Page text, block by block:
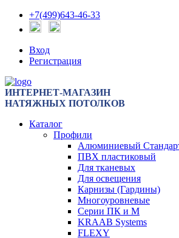
+7(499)643-46-33
Вход
Регистрация
ИНТЕРНЕТ-МАГАЗИН
НАТЯЖНЫХ ПОТОЛКОВ
Каталог
Профили
Алюминиевый
ПВХ пластиковый
Для тканевых
Для освещения
Карнизы (Гардины)
Многоуровневые
Серии ПК и М
KRAAB Systems
FLEXY